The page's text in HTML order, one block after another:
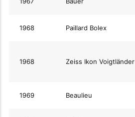
1968 Paillard Bolex
1968 Zeiss Ikon Voigtländer
1969 Beaulieu